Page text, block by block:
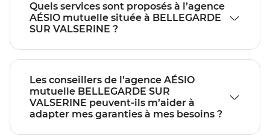
Quels services sont proposés à l’agence
AÉSIO mutuelle située à BELLEGARDE
SUR VALSERINE ?
Les conseillers de l’agence AÉSIO
mutuelle BELLEGARDE SUR
VALSERINE peuvent-ils m’aider à
adapter mes garanties à mes besoins ?